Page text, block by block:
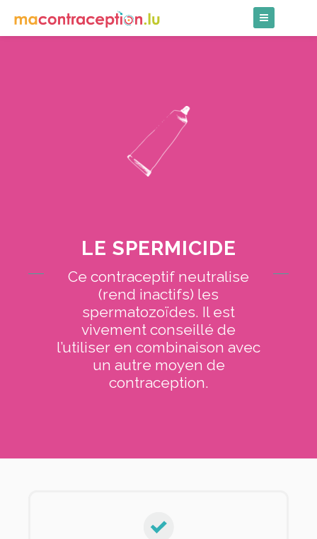
content
LE SPERMICIDE
Ce contraceptif neutralise
(rend inactifs) les
spermatozoïdes. Il est
vivement conseillé de
l’utiliser en combinaison avec
un autre moyen de
contraception.